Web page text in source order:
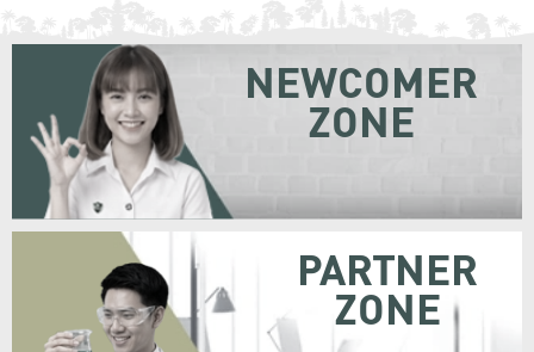
NEWCOMER
ZONE
PARTNER
ZONE